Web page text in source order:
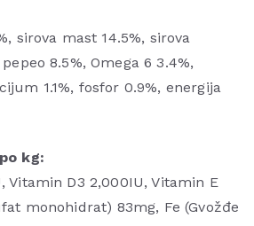
sirova mast 14.5%, sirova
8.5%, Omega 6 3.4%,
1.1%, fosfor 0.9%, energija
kg:
Vitamin D3 2,000IU, Vitamin E
monohidrat) 83mg, Fe (Gvožđe